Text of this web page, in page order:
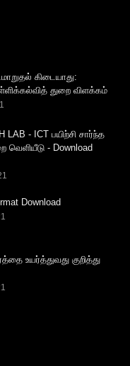
கிடையாது:
துறை விளக்கம்
- ICT பயிற்சி சார்ந்த
வெளியீடு - Download
Download
உயர்த்துவது குறித்து